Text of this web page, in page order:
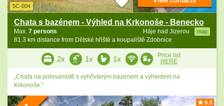
5C-004
Chata s bazénem - Výhled na Krkonoše - Benecko
Háje nad Jizerou map
Max. 7 persons
81.3 km distance from Dětské hřiště a koupaliště Zdobnice
2x 1x 1x
Price list
HERE
„Chata na polosamotě s vyhřívaným bazénem a výhledem na
Krkonoše.“
9.3